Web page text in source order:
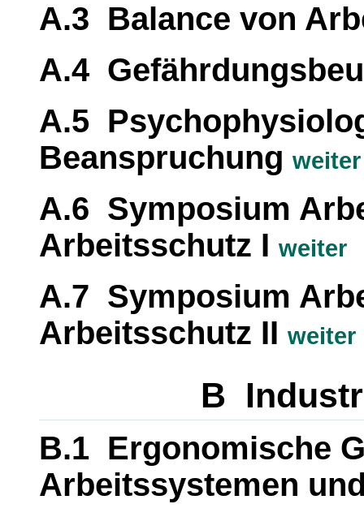
A.3 Balance von
A.4
A.5
Beanspruchung weiter
A.6 Symposium
Arbeitsschutz I weiter
A.7 Symposium
Arbeitsschutz II weiter
B
B.1 Ergonomische
Arbeitssystemen